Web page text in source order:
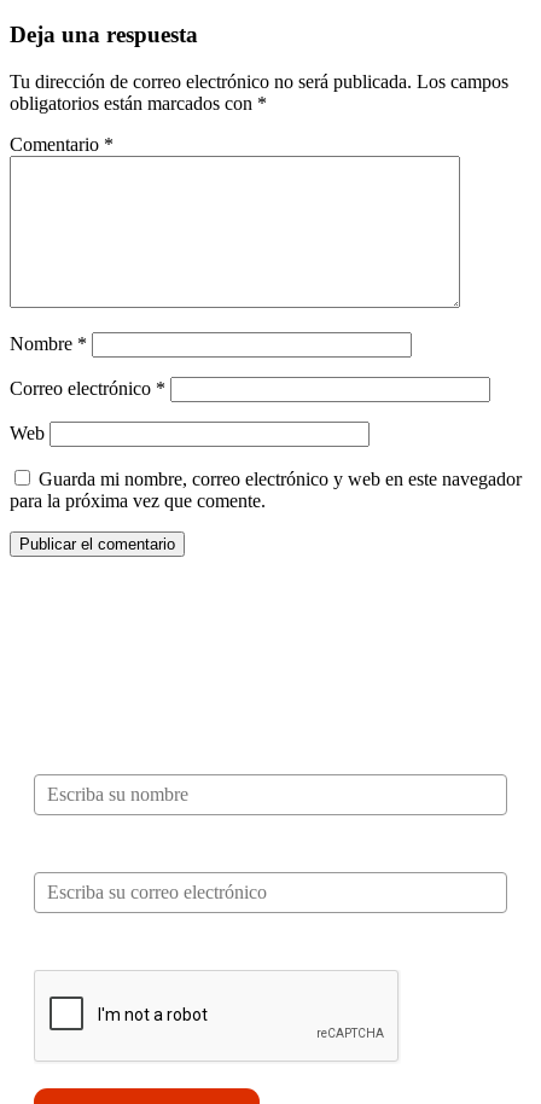
Deja una respuesta
Tu dirección de correo electrónico no será publicada. Los campos
obligatorios están marcados con *
Comentario *
Nombre *
Correo electrónico *
Web
Guarda mi nombre, correo electrónico y web en este navegador
para la próxima vez que comente.